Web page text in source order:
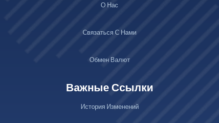
О Нас
Связаться С Нами
Обмен Валют
Важные Ссылки
История Изменений